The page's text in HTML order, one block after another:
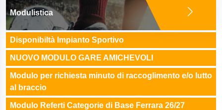
Modulistica
Disponibiltà Impianto Sportivo
NUOVO MODULO GARE AMICHEVOLI
Modulo per richiesta minuto di raccoglimento e/o lutto
al braccio
Modulo Referti Categorie di Base Ferrara 26/27